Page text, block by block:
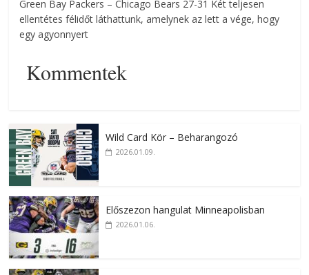
Green Bay Packers – Chicago Bears 27-31 Két teljesen
ellentétes félidőt láthattunk, amelynek az lett a vége, hogy
egy agyonnyert
Kommentek
Wild Card Kör – Beharangozó
2026.01.09.
Előszezon hangulat Minneapolisban
2026.01.06.